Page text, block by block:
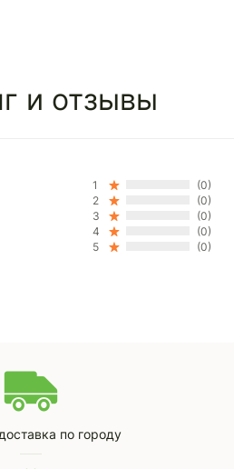
и отзывы
1
(0)
2
(0)
3
(0)
4
(0)
5
(0)
по городу